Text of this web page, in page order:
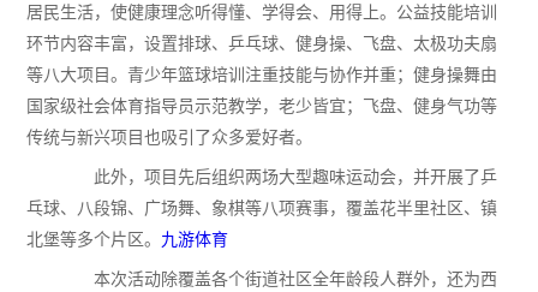
居民生活，使健康理念听得懂、学得会、用得上。公益技能培训
环节内容丰富，设置排球、乒乓球、健身操、飞盘、太极功夫扇
等八大项目。青少年篮球培训注重技能与协作并重；健身操舞由
国家级社会体育指导员示范教学，老少皆宜；飞盘、健身气功等
传统与新兴项目也吸引了众多爱好者。
此外，项目先后组织两场大型趣味运动会，并开展了乒
乓球、八段锦、广场舞、象棋等八项赛事，覆盖花半里社区、镇
北堡等多个片区。 九游体育
本次活动除覆盖各个街道社区全年龄段人群外，还为西